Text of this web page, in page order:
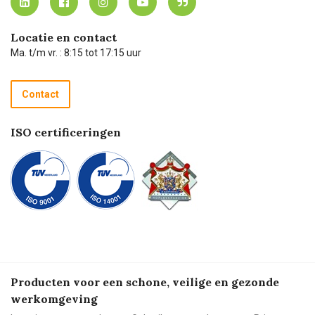
Carel Lurvink App
Hulp op afstand
Technische dienst
Recycle programma
Betalen
Carel Lurvink Blog
Carel de podcast
Locatie en contact
Ma. t/m vr. : 8:15 tot 17:15 uur
Contact
ISO certificeringen
Producten voor een schone, veilige en gezonde
werkomgeving